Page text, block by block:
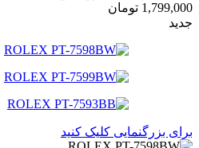
1,799,000 تومان
جدید
برای بزرگنمایی کلیک کنید